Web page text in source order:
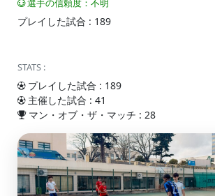
選手の信頼度：不明
プレイした試合 : 189
STATS :
プレイした試合 : 189
主催した試合 : 41
マン・オブ・ザ・マッチ : 28